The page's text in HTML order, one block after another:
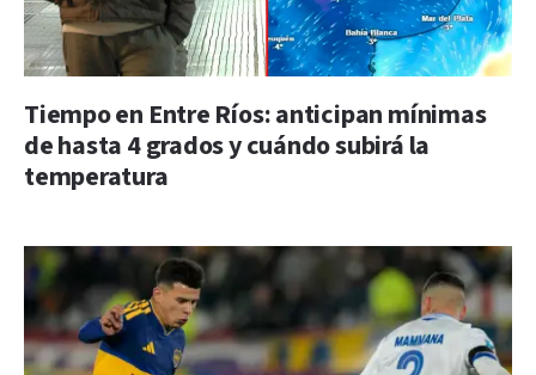
Tiempo en Entre Ríos: anticipan mínimas
de hasta 4 grados y cuándo subirá la
temperatura